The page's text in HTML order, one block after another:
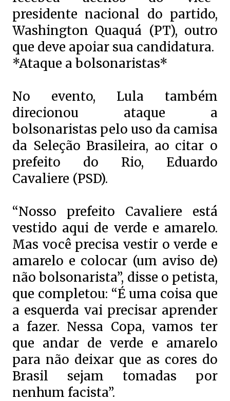
presidente nacional do partido,
Washington Quaquá (PT), outro
que deve apoiar sua candidatura.
*Ataque a bolsonaristas*
No evento, Lula também
direcionou ataque a
bolsonaristas pelo uso da camisa
da Seleção Brasileira, ao citar o
prefeito do Rio, Eduardo
Cavaliere (PSD).
“Nosso prefeito Cavaliere está
vestido aqui de verde e amarelo.
Mas você precisa vestir o verde e
amarelo e colocar (um aviso de)
não bolsonarista”, disse o petista,
que completou: “É uma coisa que
a esquerda vai precisar aprender
a fazer. Nessa Copa, vamos ter
que andar de verde e amarelo
para não deixar que as cores do
Brasil sejam tomadas por
nenhum facista”.